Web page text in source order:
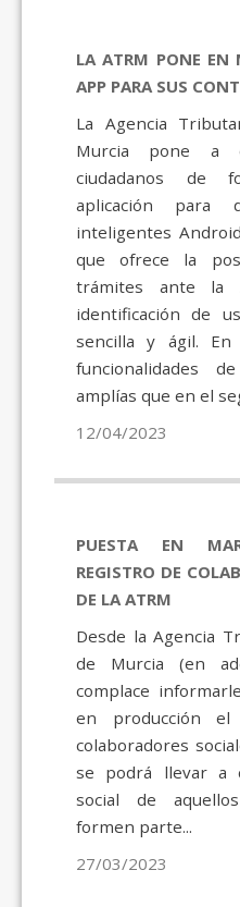
LA ATRM PONE EN
APP PARA SUS
La Agencia
Murcia pone a
ciudadanos de
aplicación para
inteligentes
que ofrece la
trámites ante la
identificación de
sencilla y ágil.
funcionalidades
amplías que en el
12/04/2023
PUESTA EN
REGISTRO DE
DE LA ATRM
Desde la Agencia
de Murcia (en
complace
en producción
colaboradores
se podrá llevar a
social de
formen parte...
27/03/2023